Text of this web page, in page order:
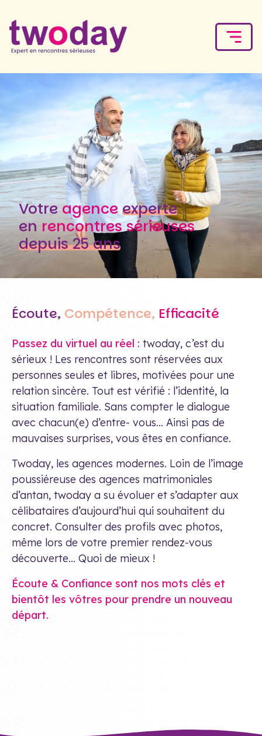
Votreagence experte
enrencontres sérieuses
depuis 25 ans
Écoute, Compétence, Efficacité
Passez du virtuel au réel : twoday, c’est du
sérieux ! Les rencontres sont réservées aux
personnes seules et libres, motivées pour une
relation sincère. Tout est vérifié : l’identité, la
situation familiale. Sans compter le dialogue
avec chacun(e) d’entre- vous… Ainsi pas de
mauvaises surprises, vous êtes en confiance.
Twoday, les agences modernes. Loin de l’image
poussiéreuse des agences matrimoniales
d’antan, twoday a su évoluer et s’adapter aux
célibataires d’aujourd’hui qui souhaitent du
concret. Consulter des profils avec photos,
même lors de votre premier rendez-vous
découverte… Quoi de mieux !
Écoute & Confiance sont nos mots clés et
bientôt les vôtres pour prendre un nouveau
départ.